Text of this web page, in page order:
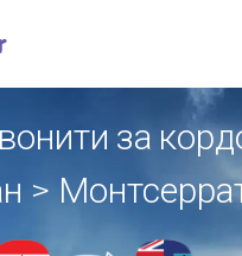
за
>